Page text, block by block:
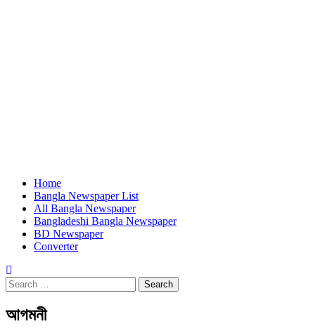
Home
Bangla Newspaper List
All Bangla Newspaper
Bangladeshi Bangla Newspaper
BD Newspaper
Converter
Search
for:
আগমনী